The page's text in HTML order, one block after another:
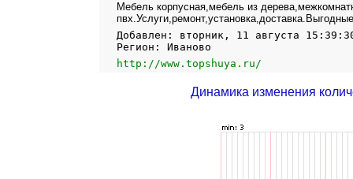
Мебель корпусная,мебель из
Добавлен: вторник, 11 августа
Регион: Иваново
http://www.topshuya.ru/
Динамика изменения